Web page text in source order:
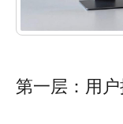
第一层：用